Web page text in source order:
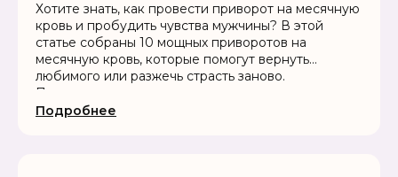
Хотите знать, как провести приворот на месячную
кровь и пробудить чувства мужчины? В этой
статье собраны 10 мощных приворотов на
месячную кровь, которые помогут вернуть
любимого или разжечь страсть заново.
Пошаговые инструкции, заговоры и советы
экспертов портала «Нити Судьбы»
Подробнее